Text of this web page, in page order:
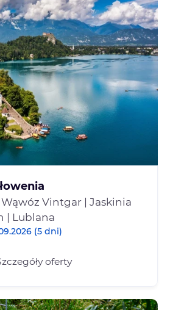
Vintgar | Jaskinia
| Lublana
(5 dni)
oferty